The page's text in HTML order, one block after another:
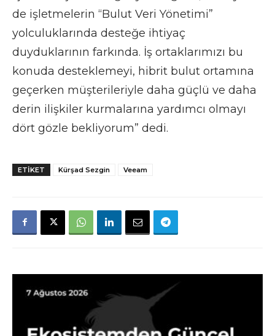
de işletmelerin “Bulut Veri Yönetimi”
yolculuklarında desteğe ihtiyaç
duyduklarının farkında. İş ortaklarımızı bu
konuda desteklemeyi, hibrit bulut ortamına
geçerken müşterileriyle daha güçlü ve daha
derin ilişkiler kurmalarına yardımcı olmayı
dört gözle bekliyorum” dedi.
ETIKET Kürşad Sezgin Veeam